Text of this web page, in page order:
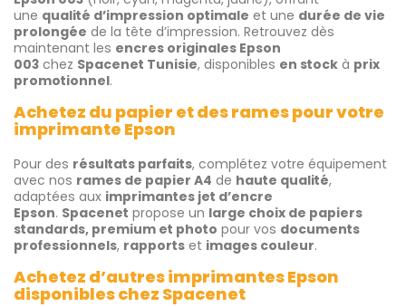
une qualité d’impression optimale et une durée de vie
prolongée de la tête d’impression. Retrouvez dès
maintenant les encres originales Epson
003 chez Spacenet Tunisie, disponibles en stock à prix
promotionnel.
Achetez du papier et des rames pour votre
imprimante Epson
Pour des résultats parfaits, complétez votre équipement
avec nos rames de papier A4 de haute qualité,
adaptées aux imprimantes jet d’encre
Epson. Spacenet propose un large choix de papiers
standards, premium et photo pour vos documents
professionnels, rapports et images couleur.
Achetez d’autres imprimantes Epson
disponibles chez Spacenet